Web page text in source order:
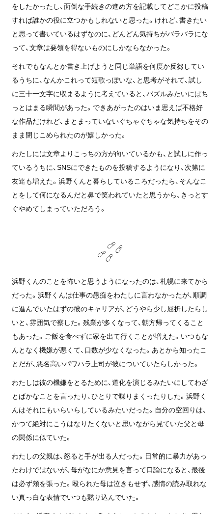
をしたかったし、面倒な手続きの進め方を記載してどこかに投稿
すれば誰かの役に立つかもしれないと思った。けれど、書きたい
と思って書いているはずなのに、どんどん気持ちがバラバラにな
って、文章は要領を得ないものにしかならなかった。
それでもなんとか書き上げようと同じ単語を何度か反芻してい
るうちに、なんかこれって短歌っぽいな、と思考がそれて、試し
に三十一文字に収まるように考えていると、パズルみたいにぱち
っとはまる瞬間があった。できあがったのはいま思えば不格好
な作品だけれど、まとまっていないぐちゃぐちゃな気持ちをその
まま閉じこめられたのが嬉しかった。
わたしには文章よりこっちの方が向いているかも、と試しに作っ
ているうちに、SNSにできたものを投稿するようになり、次第に
友達も増えた。浜野くんと暮らしているころだったら、そんなこ
とをして何になるんだと鼻で笑われていたと思うから、きっとす
ぐやめてしまっていただろう。
浜野くんのことを怖いと思うようになったのは、札幌に来てから
だった。浜野くんは仕事の愚痴をわたしに言わなかったが、順調
に進んでいたはずの彼のキャリアが、どうやら少し屈折したらし
いと、雰囲気で察した。残業が多くなって、朝方帰ってくること
もあった。ご飯を食べずに家を出て行くことが増えた。いつもな
んとなく機嫌が悪くて、口数が少なくなった。あとから知ったこ
とだが、悪名高いパワハラ上司が彼についていたらしかった。
わたしは彼の機嫌をとるために、道化を演じるみたいにしてわざ
とばかなことを言ったり、ひとりで喋りまくったりした。浜野く
んはそれにもいらいらしているみたいだった。自分の空回りは、
かつて絶対にこうはなりたくないと思いながら見ていた父と母
の関係に似ていた。
わたしの父親は、怒ると手が出る人だった。日常的に暴力があっ
たわけではないが、母がなにか意見を言って口論になると、最後
は必ず頬を張った。殴られた母は泣きもせず、感情の読み取れな
い真っ白な表情でいつも黙り込んでいた。